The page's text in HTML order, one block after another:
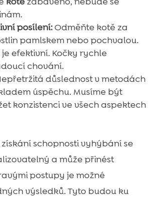
posílení:Odměňte kotě za
pamlskem nebo pochvalou.
efektivní. Kočky rychle
chování.
důslednost v metodách
úspěchu. Musíme být
konzistenci ve všech aspektech
získání schopnosti vyhýbání se
a může přinést
postupy je možné
výsledků. Tyto budou ku